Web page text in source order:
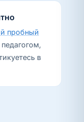
пробный
в